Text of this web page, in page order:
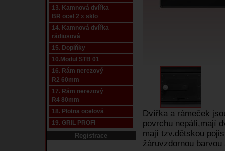
13. Kamnová dvířka
BR ocel 2 x sklo
14. Kamnová dvířka
rádiusová
15. Doplňky
10.Modul STB 01
16. Rám nerezový
R2 60mm
17. Rám nerezový
R4 80mm
18. Plotna ocelová
19. GRIL PROFI
Registrace
Dvířka a rámeček
povrchu nepálí,mají
mají tzv.dětskou
žáruvzdornou